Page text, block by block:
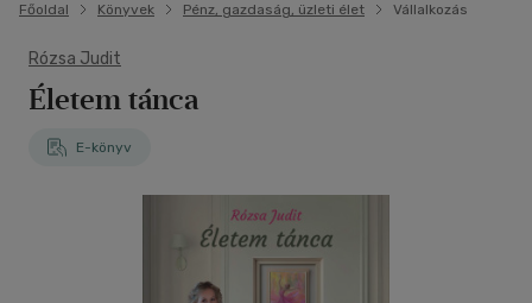
Főoldal Könyvek Pénz, gazdaság, üzleti élet Vállalkozás
Rózsa Judit
Életem tánca
E-könyv